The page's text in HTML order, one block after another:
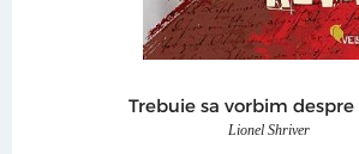
Trebuie sa vorbim despre
Lionel Shriver